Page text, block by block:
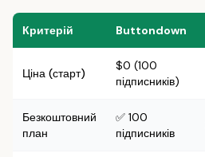
Критерій Buttondown
Ціна (старт)
$0 (100
підписників)
Безкоштовний
план
✅ 100
підписників